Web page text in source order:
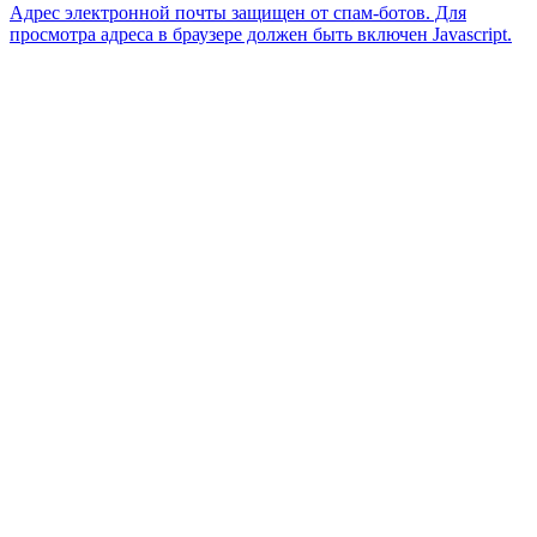
Адрес электронной почты защищен от спам-ботов. Для
просмотра адреса в браузере должен быть включен Javascript.